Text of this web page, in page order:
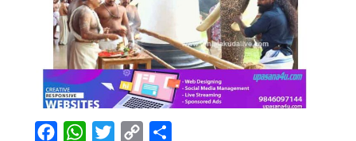
FacebookWhatsAppTwitterCopy